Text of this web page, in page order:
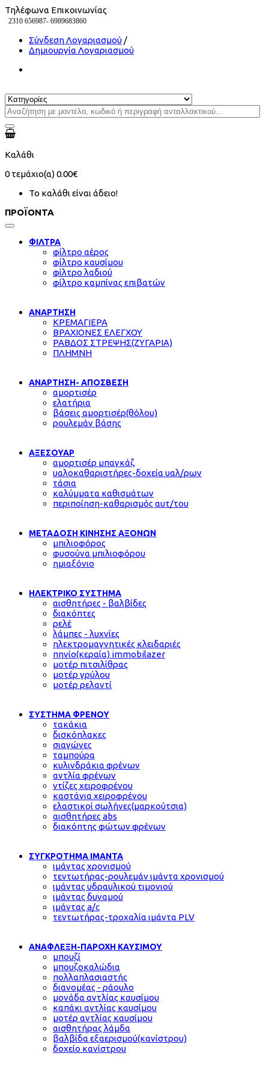
Τηλέφωνα Επικοινωνίας
2310 656987- 6989683860
Σύνδεση Λογαριασμού /
Δημιουργία Λογαριασμού
Καλάθι
0τεμάχιο(α)0.00€
Το καλάθι είναι άδειο!
ΠΡΟΪΟΝΤΑ
ΦΙΛΤΡΑ
φίλτρο αέρος
φίλτρο καυσίμου
φίλτρο λαδιού
φίλτρο καμπίνας επιβατών
ΑΝΑΡΤΗΣΗ
ΚΡΕΜΑΓΙΕΡΑ
ΒΡΑΧΙΟΝΕΣ ΕΛΕΓΧΟΥ
ΡΑΒΔΟΣ ΣΤΡΕΨΗΣ(ΖΥΓΑΡΙΑ)
ΠΛΗΜΝΗ
ΑΝΑΡΤΗΣΗ- ΑΠΟΣΒΕΣΗ
αμορτισέρ
ελατήρια
βάσεις αμορτισέρ(θόλου)
ρουλεμάν βάσης
ΑΞΕΣΟΥΑΡ
αμορτισέρ μπαγκάζ
υαλοκαθαριστήρες-δοχεία υαλ/ρων
τάσια
καλύμματα καθισμάτων
περιποίηση-καθαρισμός αυτ/του
ΜΕΤΑΔΟΣΗ ΚΙΝΗΣΗΣ ΑΞΟΝΩΝ
μπιλιοφόρος
φυσούνα μπιλιοφόρου
ημιαξόνιο
ΗΛΕΚΤΡΙΚΟ ΣΥΣΤΗΜΑ
αισθητήρες - βαλβίδες
διακόπτες
ρελέ
λάμπες - λυχνίες
ηλεκτρομαγνητικές κλειδαριές
πηνίο(κεραία) immobilazer
μοτέρ πιτσιλίθρας
μοτέρ γρύλου
μοτέρ ρελαντί
ΣΥΣΤΗΜΑ ΦΡΕΝΟΥ
τακάκια
δισκόπλακες
σιαγώνες
ταμπούρα
κυλινδράκια φρένων
αντλία φρένων
ντίζες χειροφρένου
καστάνια χειροφρένου
ελαστικοί σωλήνες(μαρκούτσια)
αισθητήρες abs
διακόπτης φώτων φρένων
ΣΥΓΚΡΟΤΗΜΑ ΙΜΑΝΤΑ
ιμάντας χρονισμού
τεντωτήρας-ρουλεμάν ιμάντα χρονισμού
ιμάντας υδραυλικού τιμονιού
ιμάντας δυναμού
ιμάντας a/c
τεντωτήρας-τροχαλία ιμάντα PLV
ΑΝΑΦΛΕΞΗ-ΠΑΡΟΧΗ ΚΑΥΣΙΜΟΥ
μπουζί
μπουζοκαλώδια
πολλαπλασιαστής
διανομέας - ράουλο
μονάδα αντλίας καυσίμου
καπάκι αντλίας καυσίμου
μοτέρ αντλίας καυσίμου
αισθητήρας λάμδα
βαλβίδα εξαερισμού(κανίστρου)
δοχείο κανίστρου